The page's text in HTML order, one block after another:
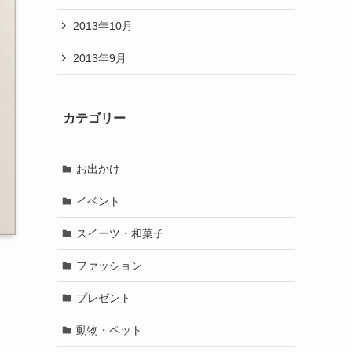
2013年10月
2013年9月
カテゴリー
お出かけ
イベント
スイーツ・和菓子
ファッション
プレゼント
動物・ペット